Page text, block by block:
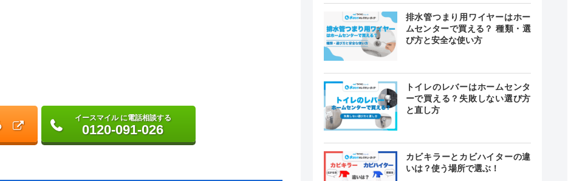
イースマイル に電話相談する
0120-091-026
排水管つまり用ワイヤーはホー
ムセンターで買える？ 種類・選
び方と安全な使い方
トイレのレバーはホームセンタ
ーで買える？失敗しない選び方
と直し方
カビキラーとカビハイターの違
いは？使う場所で選ぶ！